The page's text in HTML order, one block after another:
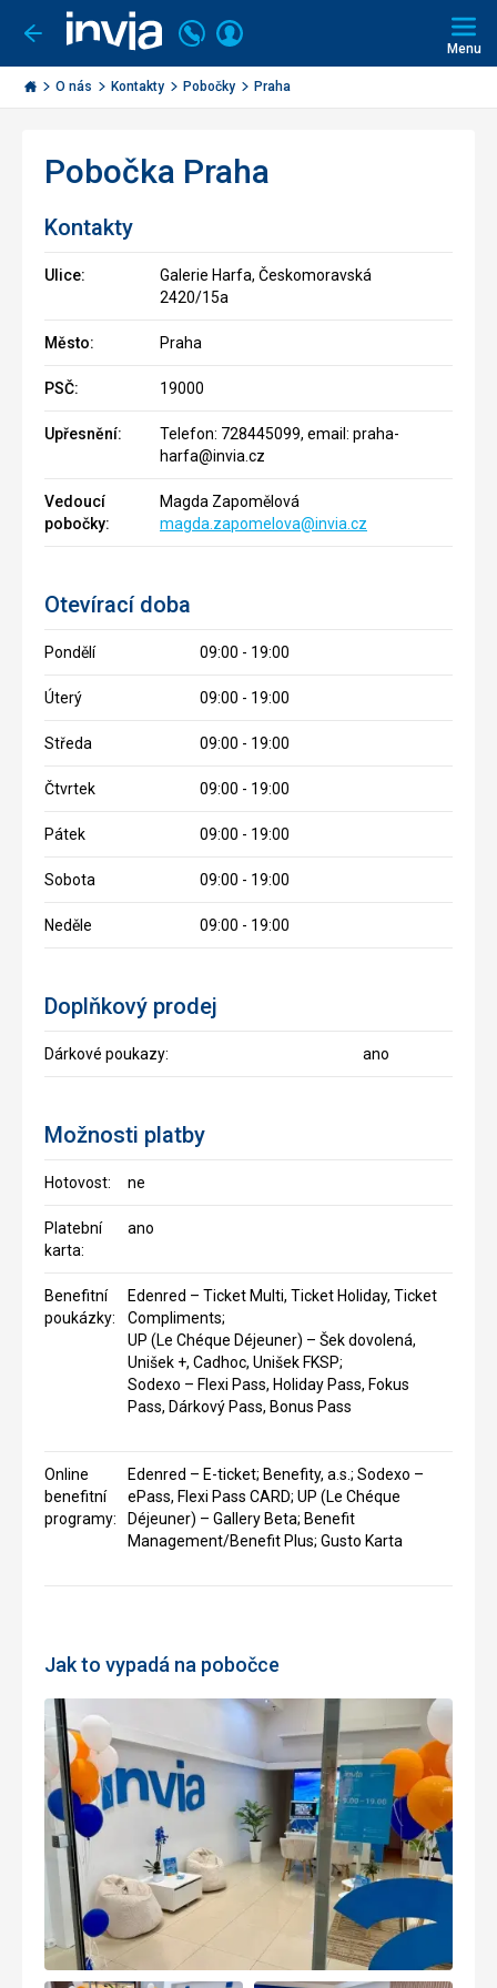
Jít
zpět
Invia.cz
Volejte
226
000
290
Přihlásit
Menu
O nás Kontakty Pobočky Praha
Pobočka Praha
Kontakty
Ulice:
Galerie Harfa, Českomoravská
2420/15a‎
Město: Praha
PSČ: 19000
Upřesnění:
Telefon: 728445099, email: praha-
harfa@invia.cz
Vedoucí
pobočky:
Magda Zapomělová
magda.zapomelova@invia.cz
Otevírací doba
Pondělí 09:00 - 19:00
Úterý 09:00 - 19:00
Středa 09:00 - 19:00
Čtvrtek 09:00 - 19:00
Pátek 09:00 - 19:00
Sobota 09:00 - 19:00
Neděle 09:00 - 19:00
Doplňkový prodej
Dárkové poukazy: ano
Možnosti platby
Hotovost: ne
Platební
karta:
ano
Benefitní
poukázky:
Edenred – Ticket Multi, Ticket Holiday, Ticket
Compliments;
UP (Le Chéque Déjeuner) – Šek dovolená,
Unišek +, Cadhoc, Unišek FKSP;
Sodexo – Flexi Pass, Holiday Pass, Fokus
Pass, Dárkový Pass, Bonus Pass
Online
benefitní
programy:
Edenred – E-ticket; Benefity, a.s.; Sodexo –
ePass, Flexi Pass CARD; UP (Le Chéque
Déjeuner) – Gallery Beta; Benefit
Management/Benefit Plus; Gusto Karta
Jak to vypadá na pobočce